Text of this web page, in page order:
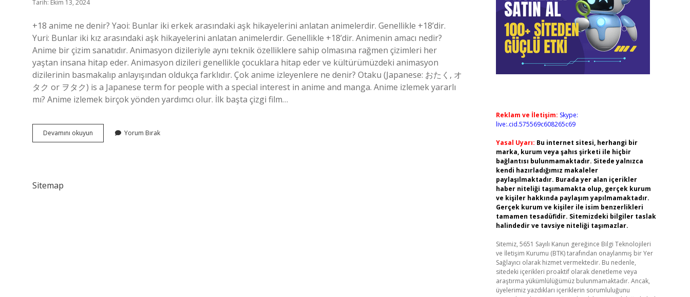
Tarih: Ekim 13, 2024
+18 anime ne denir? Yaoi: Bunlar iki erkek arasındaki aşk hikayelerini anlatan animelerdir. Genellikle +18’dir.
Yuri: Bunlar iki kız arasındaki aşk hikayelerini anlatan animelerdir. Genellikle +18’dir. Animenin amacı nedir?
Anime bir çizim sanatıdır. Animasyon dizileriyle aynı teknik özelliklere sahip olmasına rağmen çizimleri her
yaştan insana hitap eder. Animasyon dizileri genellikle çocuklara hitap eder ve kültürümüzdeki animasyon
dizilerinin basmakalıp anlayışından oldukça farklıdır. Çok anime izleyenlere ne denir? Otaku (Japanese: おたく, オ
タク or ヲタク) is a Japanese term for people with a special interest in anime and manga. Anime izlemek yararlı
mı? Anime izlemek birçok yönden yardımcı olur. İlk başta çizgi film…
Devamını okuyun
Izlemek
Yorum Bırak
Sitemap
Reklam ve İletişim: Skype:
live:.cid.575569c608265c69
Yasal Uyarı: Bu internet sitesi, herhangi bir
marka, kurum veya şahıs şirketi ile hiçbir
bağlantısı bulunmamaktadır. Sitede yalnızca
kendi hazırladığımız makaleler
paylaşılmaktadır. Burada yer alan içerikler
haber niteliği taşımamakta olup, gerçek kurum
ve kişiler hakkında paylaşım yapılmamaktadır.
Gerçek kurum ve kişiler ile isim benzerlikleri
tamamen tesadüfidir. Sitemizdeki bilgiler taslak
halindedir ve tavsiye niteliği taşımazlar.
Sitemiz, 5651 Sayılı Kanun gereğince Bilgi Teknolojileri
ve İletişim Kurumu (BTK) tarafından onaylanmış bir Yer
Sağlayıcı olarak hizmet vermektedir. Bu nedenle,
sitedeki içerikleri proaktif olarak denetleme veya
araştırma yükümlülüğümüz bulunmamaktadır. Ancak,
üyelerimiz yazdıkları içeriklerin sorumluluğunu